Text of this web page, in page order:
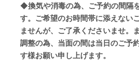
◆換気や消毒の為、ご予約の間隔
す。ご希望のお時間帯に添えない
ませんが、ご了承くださいませ。
調整の為、当面の間は当日のご予
す様お願い申し上げます。